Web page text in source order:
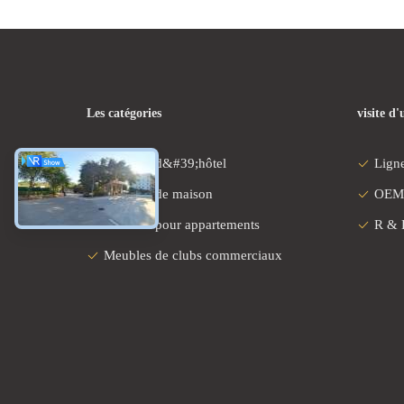
Les catégories
Meubles d&#39;hôtel
Meubles de maison
Meubles pour appartements
Meubles de clubs commerciaux
visite
R &